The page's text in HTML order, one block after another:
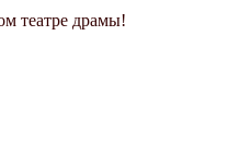
театре драмы!